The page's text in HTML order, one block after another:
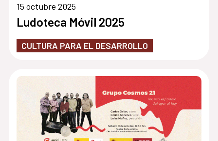
15 octubre 2025
Ludoteca Móvil 2025
CULTURA PARA EL DESARROLLO